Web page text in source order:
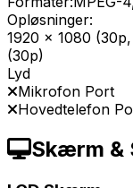
Opløsninger:
1920 x 1080
(30p)
Lyd
Mikrofon Port
Hovedtelefon
Skærm &